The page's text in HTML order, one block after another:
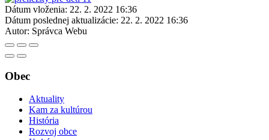
Dátum vloženia: 22. 2. 2022 16:36
Dátum poslednej aktualizácie: 22. 2. 2022 16:36
Autor: Správca Webu
Obec
Aktuality
Kam za kultúrou
História
Rozvoj obce